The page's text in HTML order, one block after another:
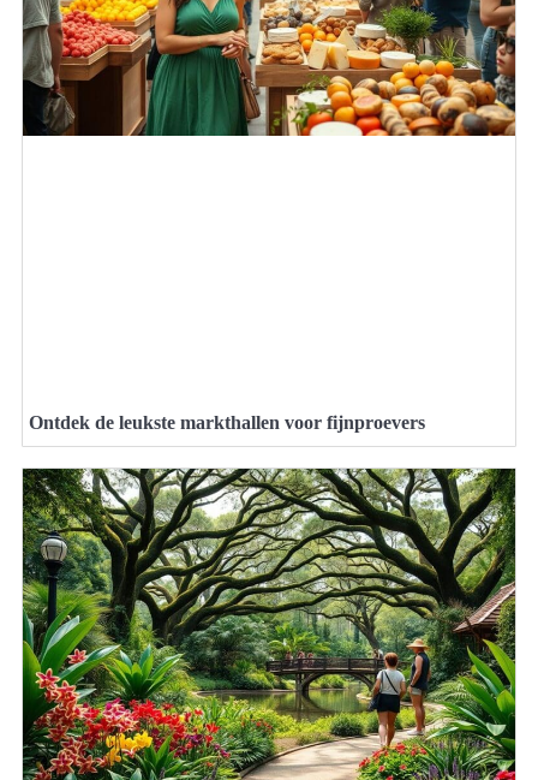
Ontdek de leukste markthallen voor fijnproevers